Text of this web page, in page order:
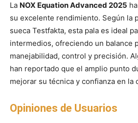
La NOX Equation Advanced 2025
su excelente rendimiento. Según la
sueca Testfakta, esta pala es ideal
intermedios, ofreciendo un balance
manejabilidad, control y precisión.
han reportado que el amplio punto
mejorar su técnica y confianza en la
Opiniones de Usuarios